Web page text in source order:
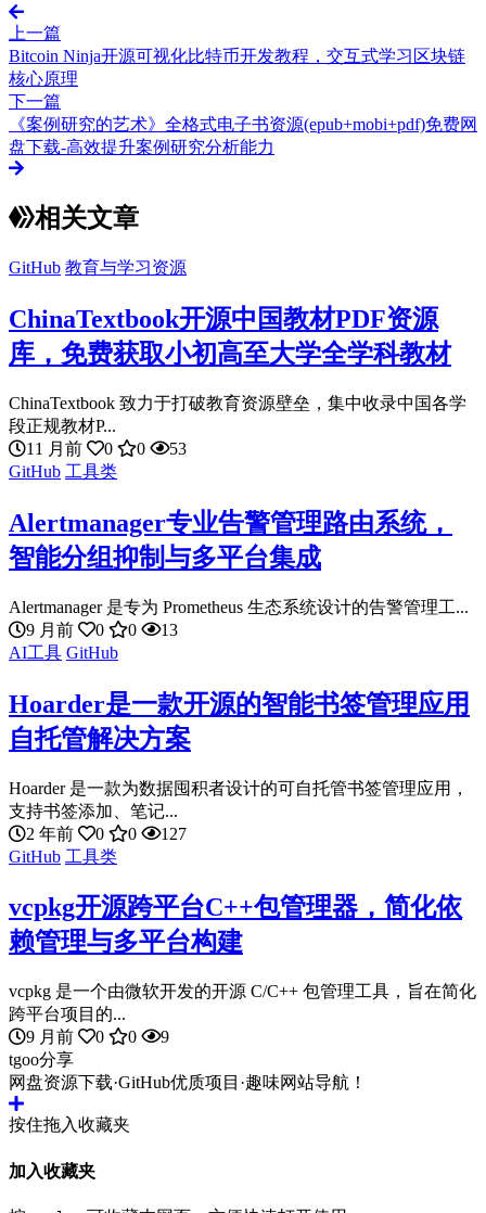
上一篇
Bitcoin Ninja开源可视化比特币开发教程，交互式学习区块链
核心原理
下一篇
《案例研究的艺术》全格式电子书资源(epub+mobi+pdf)免费网
盘下载-高效提升案例研究分析能力
相关文章
GitHub 教育与学习资源
ChinaTextbook开源中国教材PDF资源
库，免费获取小初高至大学全学科教材
ChinaTextbook 致力于打破教育资源壁垒，集中收录中国各学
段正规教材P...
11 月前
0 0
53
GitHub 工具类
Alertmanager专业告警管理路由系统，
智能分组抑制与多平台集成
Alertmanager 是专为 Prometheus 生态系统设计的告警管理工...
9 月前
0 0
13
AI工具 GitHub
Hoarder是一款开源的智能书签管理应用
自托管解决方案
Hoarder 是一款为数据囤积者设计的可自托管书签管理应用，
支持书签添加、笔记...
2 年前
0 0
127
GitHub 工具类
vcpkg开源跨平台C++包管理器，简化依
赖管理与多平台构建
vcpkg 是一个由微软开发的开源 C/C++ 包管理工具，旨在简化
跨平台项目的...
9 月前
0 0
9
tgoo分享
网盘资源下载·GitHub优质项目·趣味网站导航！
按住拖入收藏夹
加入收藏夹